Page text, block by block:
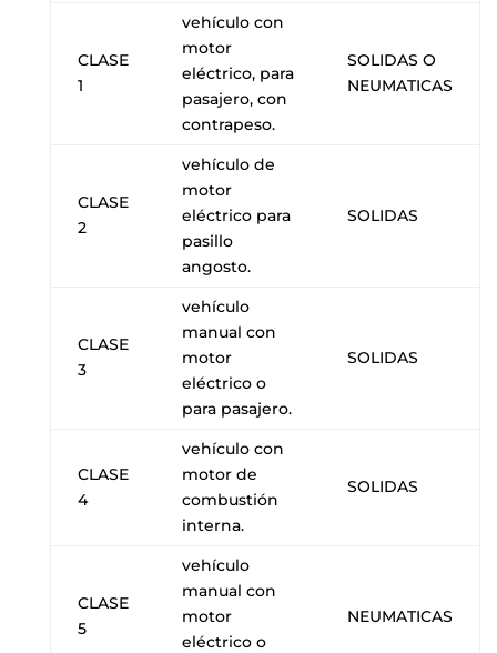
CLASE
1
vehículo con
motor
eléctrico, para
pasajero, con
contrapeso.
SOLIDAS O
NEUMATICAS
CLASE
2
vehículo de
motor
eléctrico para
pasillo
angosto.
SOLIDAS
CLASE
3
vehículo
manual con
motor
eléctrico o
para pasajero.
SOLIDAS
CLASE
4
vehículo con
motor de
combustión
interna.
SOLIDAS
CLASE
5
vehículo
manual con
motor
eléctrico o
NEUMATICAS